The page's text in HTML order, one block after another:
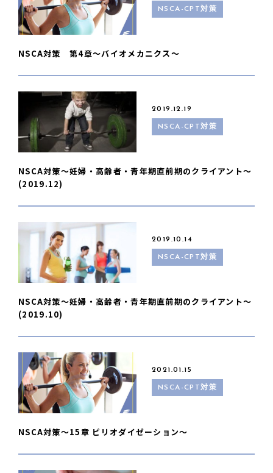
NSCA-CPT対策
NSCA対策 第4章〜バイオメカニクス〜
2019.12.19
NSCA-CPT対策
NSCA対策〜妊婦・高齢者・青年期直前期のクライアント〜
(2019.12)
2019.10.14
NSCA-CPT対策
NSCA対策〜妊婦・高齢者・青年期直前期のクライアント〜
(2019.10)
2021.01.15
NSCA-CPT対策
NSCA対策〜15章 ピリオダイゼーション〜